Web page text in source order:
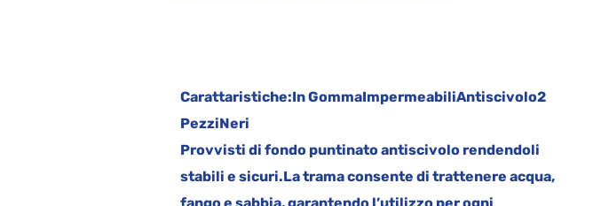
Carattaristiche:In GommaImpermeabiliAntiscivolo2
PezziNeri
Provvisti di fondo puntinato antiscivolo rendendoli
stabili e sicuri.La trama consente di trattenere acqua,